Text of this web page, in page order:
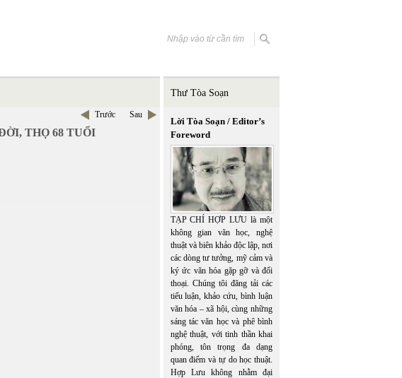
Trước Sau
THỌ 68 TUỔI
Thư Tòa Soạn
Lời Tòa Soạn / Editor’s
Foreword
TẠP CHÍ HỢP LƯU là một
không gian văn học, nghệ
thuật và biên khảo độc lập, nơi
các dòng tư tưởng, mỹ cảm và
ký ức văn hóa gặp gỡ và đối
thoại. Chúng tôi đăng tải các
tiểu luận, khảo cứu, bình luận
văn hóa – xã hội, cùng những
sáng tác văn học và phê bình
nghệ thuật, với tinh thần khai
phóng, tôn trọng đa dạng
quan điểm và tự do học thuật.
Hợp Lưu không nhằm đại